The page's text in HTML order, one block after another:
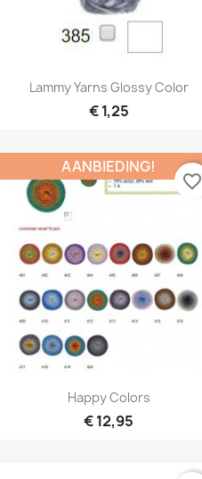
Snel bekijken
Lammy Yarns Glossy Color
€ 1,25
Snel bekijken
Happy Colors
€ 12,95
AANBIEDING!
favorite_border